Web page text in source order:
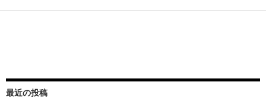
稿
ゲ
ー
最近の投稿